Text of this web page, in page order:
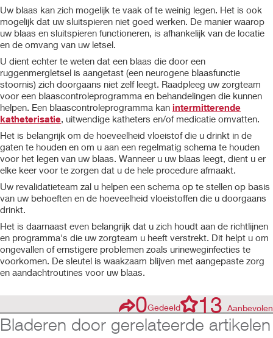
Uw blaas kan zich mogelijk te vaak of te weinig legen. Het is ook
mogelijk dat uw sluitspieren niet goed werken. De manier waarop
uw blaas en sluitspieren functioneren, is afhankelijk van de locatie
en de omvang van uw letsel.
U dient echter te weten dat een blaas die door een
ruggenmergletsel is aangetast (een neurogene blaasfunctie
stoornis) zich doorgaans niet zelf leegt. Raadpleeg uw zorgteam
voor een blaascontroleprogramma en behandelingen die kunnen
helpen. Een blaascontroleprogramma kan intermitterende
katheterisatie, uitwendige katheters en/of medicatie omvatten.
Het is belangrijk om de hoeveelheid vloeistof die u drinkt in de
gaten te houden en om u aan een regelmatig schema te houden
voor het legen van uw blaas. Wanneer u uw blaas leegt, dient u er
elke keer voor te zorgen dat u de hele procedure afmaakt.
Uw revalidatieteam zal u helpen een schema op te stellen op basis
van uw behoeften en de hoeveelheid vloeistoffen die u doorgaans
drinkt.
Het is daarnaast even belangrijk dat u zich houdt aan de richtlijnen
en programma's die uw zorgteam u heeft verstrekt. Dit helpt u om
ongevallen of ernstigere problemen zoals urineweginfecties te
voorkomen. De sleutel is waakzaam blijven met aangepaste zorg
en aandachtroutines voor uw blaas.
0Gedeeld 13 Aanbevolen
Bladeren door gerelateerde artikelen